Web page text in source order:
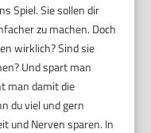
Spiel. Sie sollen dir
zu machen. Doch
wirklich? Sind sie
Und spart man
man damit die
du viel und gern
und Nerven sparen. In